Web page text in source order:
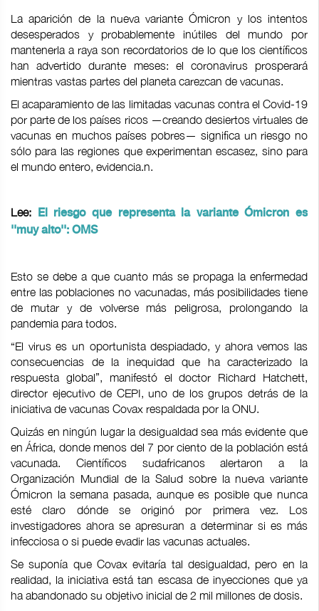
La aparición de la nueva variante Ómicron y los intentos
desesperados y probablemente inútiles del mundo por
mantenerla a raya son recordatorios de lo que los científicos
han advertido durante meses: el coronavirus prosperará
mientras vastas partes del planeta carezcan de vacunas.
El acaparamiento de las limitadas vacunas contra el Covid-19
por parte de los países ricos —creando desiertos virtuales de
vacunas en muchos países pobres— significa un riesgo no
sólo para las regiones que experimentan escasez, sino para
el mundo entero, evidencia.n.
Lee:
El riesgo que representa la variante Ómicron es
''muy alto'': OMS
Esto se debe a que cuanto más se propaga la enfermedad
entre las poblaciones no vacunadas, más posibilidades tiene
de mutar y de volverse más peligrosa, prolongando la
pandemia para todos.
“El virus es un oportunista despiadado, y ahora vemos las
consecuencias de la inequidad que ha caracterizado la
respuesta global”, manifestó el doctor Richard Hatchett,
director ejecutivo de CEPI, uno de los grupos detrás de la
iniciativa de vacunas Covax respaldada por la ONU.
Quizás en ningún lugar la desigualdad sea más evidente que
en África, donde menos del 7 por ciento de la población está
vacunada. Científicos sudafricanos alertaron a la
Organización Mundial de la Salud sobre la nueva variante
Ómicron la semana pasada, aunque es posible que nunca
esté claro dónde se originó por primera vez. Los
investigadores ahora se apresuran a determinar si es más
infecciosa o si puede evadir las vacunas actuales.
Se suponía que Covax evitaría tal desigualdad, pero en la
realidad, la iniciativa está tan escasa de inyecciones que ya
ha abandonado su objetivo inicial de 2 mil millones de dosis.